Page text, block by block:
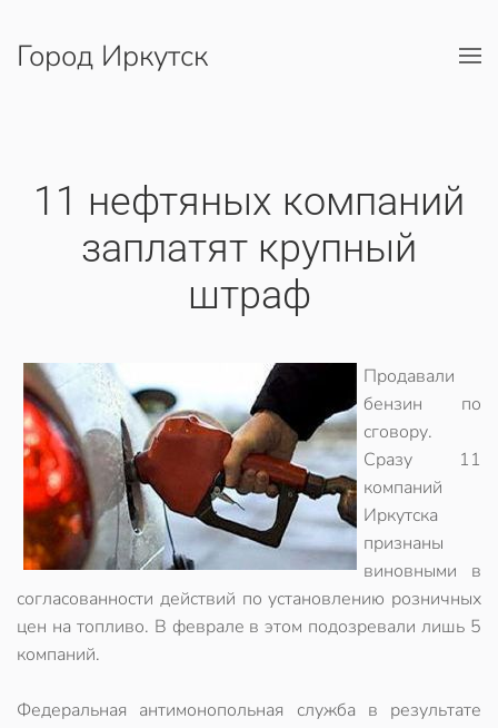
Перейти к содержимому
Город Иркутск
11 нефтяных компаний
заплатят крупный
штраф
Продавали
бензин по
сговору.
Сразу 11
компаний
Иркутска
признаны
виновными в
согласованности действий по установлению розничных
цен на топливо. В феврале в этом подозревали лишь 5
компаний.
Федеральная антимонопольная служба в результате